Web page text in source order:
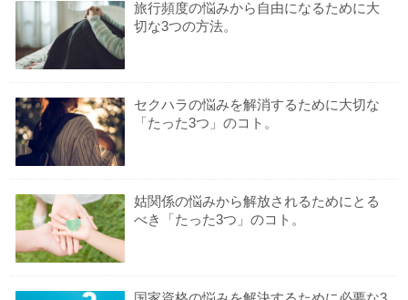
旅行頻度の悩みから自由になるために大
切な3つの方法。
セクハラの悩みを解消するために大切な
「たった3つ」のコト。
姑関係の悩みから解放されるためにとる
べき「たった3つ」のコト。